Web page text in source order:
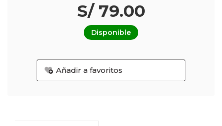
S/ 79.00
Disponible
Añadir a favoritos